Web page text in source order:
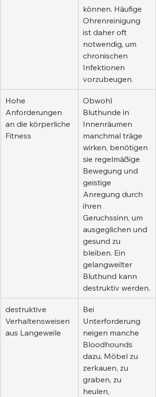
können. Häufige
Ohrenreinigung
ist daher oft
notwendig, um
chronischen
Infektionen
vorzubeugen.
Hohe
Anforderungen
an die körperliche
Fitness
Obwohl
Bluthunde in
Innenräumen
manchmal träge
wirken, benötigen
sie regelmäßige
Bewegung und
geistige
Anregung durch
ihren
Geruchssinn, um
ausgeglichen und
gesund zu
bleiben. Ein
gelangweilter
Bluthund kann
destruktiv werden.
destruktive
Verhaltensweisen
aus Langeweile
Bei
Unterforderung
neigen manche
Bloodhounds
dazu, Möbel zu
zerkauen, zu
graben, zu
heulen,